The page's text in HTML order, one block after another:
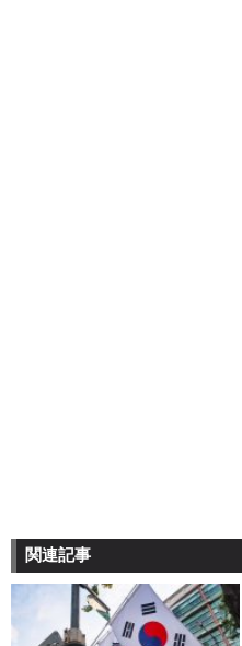
関連記事